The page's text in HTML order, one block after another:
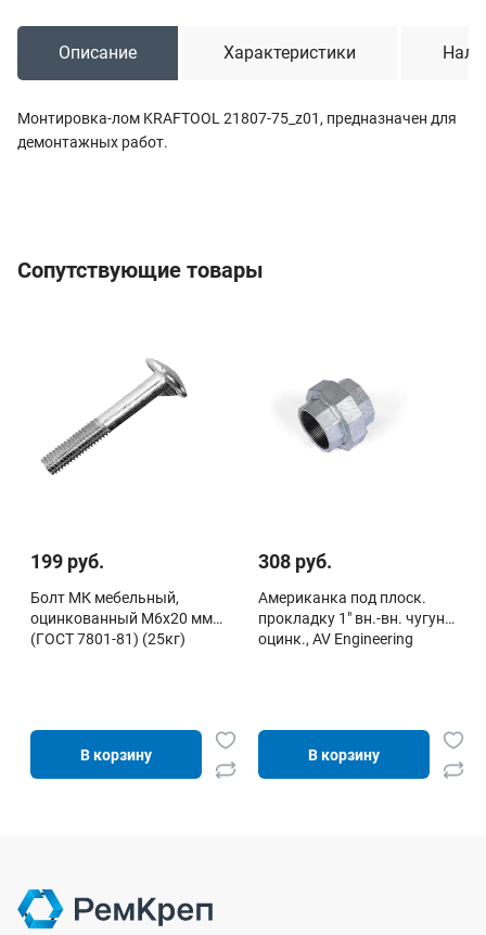
Описание Характеристики
Монтировка-лом KRAFTOOL 21807-75_z01, предназначен для
демонтажных работ.
Сопутствующие товары
199 руб.
Болт МК мебельный,
оцинкованный М6х20 мм
(ГОСТ 7801-81) (25кг)
В корзину
308 руб.
Американка под плоск.
прокладку 1" вн.-вн. чугун
оцинк., AV Engineering
В корзину